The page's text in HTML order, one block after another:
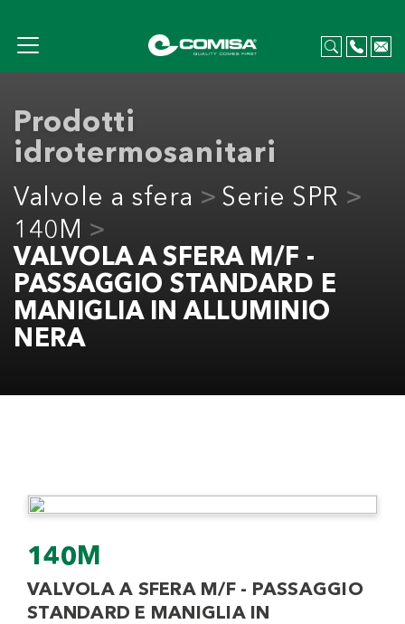
Prodotti
idrotermosanitari
Valvole a sfera
Serie SPR
140M
VALVOLA A SFERA M/F -
PASSAGGIO STANDARD E
MANIGLIA IN ALLUMINIO
NERA
140M
VALVOLA A SFERA M/F - PASSAGGIO
STANDARD E MANIGLIA IN